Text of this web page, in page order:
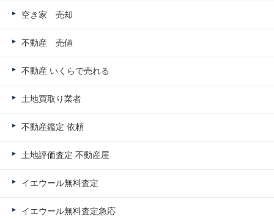
空き家 売却
不動産 売値
不動産 いくらで売れる
土地買取り業者
不動産鑑定 依頼
土地評価査定 不動産屋
イエウール無料査定
イエウール無料査定急応